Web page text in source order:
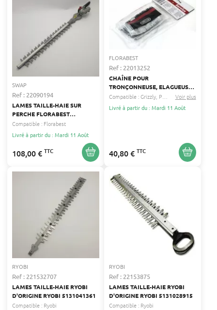
SWAP
Ref : 22090194
LAMES TAILLE-HAIE SUR
PERCHE FLORABEST
FLORABEST
Compatible : Florabest
Livré à partir du : Mardi 11 Août
108,00 € TTC
FLORABEST
Ref : 22013252
CHAÎNE POUR
TRONÇONNEUSE, ELAGUEUSE
ET TAILLE-HAIE 3/8" 1,3 MM -
COMPATIBLE AVEC
FLORABEST, GRIZZLY,
Compatible :Grizzly Parkside ...
Voir plus
Livré à partir du : Mardi 11 Août
40,80 € TTC
RYOBI
Ref : 221532707
LAMES TAILLE-HAIE RYOBI
D'ORIGINE RYOBI 5131041361
Compatible : Ryobi
RYOBI
Ref : 22153875
LAMES TAILLE-HAIE RYOBI
D'ORIGINE RYOBI 5131028915
Compatible : Ryobi